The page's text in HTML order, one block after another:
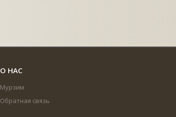
О НАС
Мурзим
Обратная связь